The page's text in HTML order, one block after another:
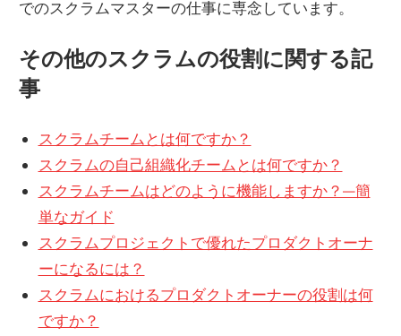
でのスクラムマスターの仕事に専念しています。
その他のスクラムの役割に関する記
事
スクラムチームとは何ですか？
スクラムの自己組織化チームとは何ですか？
スクラムチームはどのように機能しますか？—簡
単なガイド
スクラムプロジェクトで優れたプロダクトオーナ
ーになるには？
スクラムにおけるプロダクトオーナーの役割は何
ですか？